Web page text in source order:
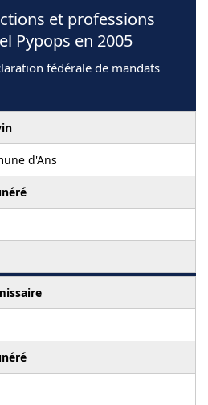
et professions
Pypops en 2005
fédérale de mandats
d'Ans